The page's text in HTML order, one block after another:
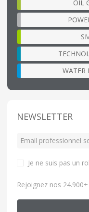
OIL
WATER
NEWSLETTER
Je ne suis pas un
Rejoignez nos